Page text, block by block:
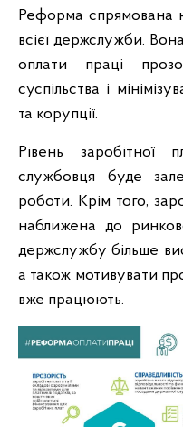
Реформа спрямована
всієї держслужби.
оплати праці
суспільства і
та корупції.
Рівень заробітної
службовця буде
роботи. Крім того,
наближена до
держслужбу більше
а також мотивувати
вже працюють.